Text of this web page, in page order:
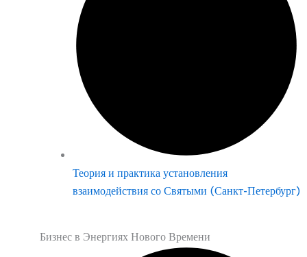
Теория и практика установления
взаимодействия со Святыми (Санкт-Петербург)
Бизнес в Энергиях Нового Времени